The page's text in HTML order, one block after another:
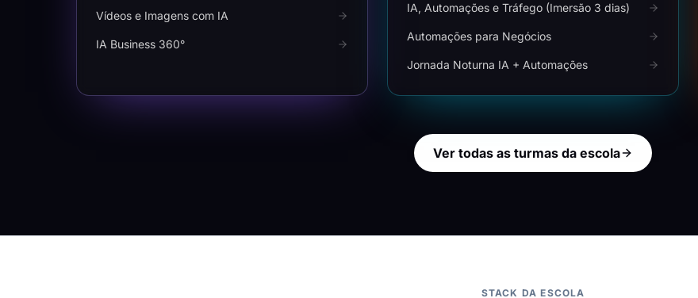
Vídeos e Imagens com IA
IA Business 360°
IA, Automações e Tráfego (Imersão 3 dias)
Automações para Negócios
Jornada Noturna IA + Automações
Ver todas as turmas da escola
STACK DA ESCOLA